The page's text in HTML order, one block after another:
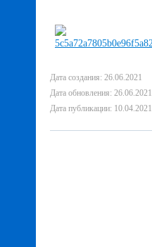
Дата создания: 26.06.2021
Дата обновления: 26.06.2021
Дата публикации: 10.04.2021